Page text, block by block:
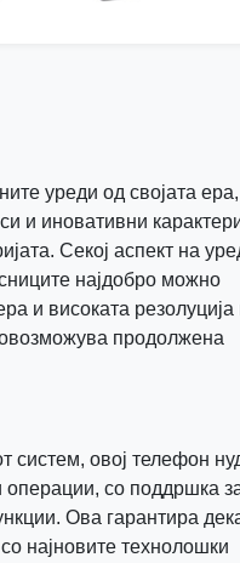
уреди од својата ера,
и иновативни
Секој аспект на
најдобро можно
и високата резолуција
овозможува продолжена
систем, овој телефон
операции, со поддршка
Ова гарантира
најновите технолошки